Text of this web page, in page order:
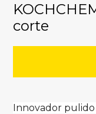
corte
Innovador